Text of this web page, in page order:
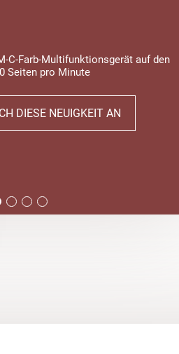
C-Farb-Multifunktionsgerät auf den
Seiten pro Minute
DIESE NEUIGKEIT AN